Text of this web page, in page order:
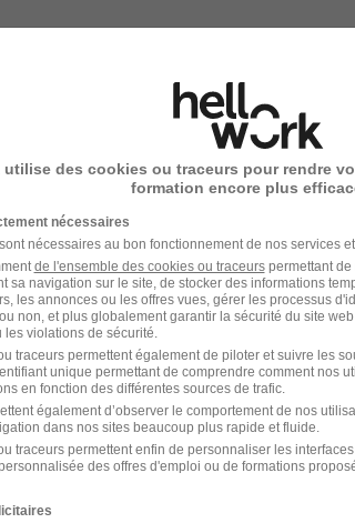
- Massy 91 H/F
- 91 CDI 5 000 - 15 000 € / mois
Polyvalent de
- 91 CDD 1 800 € / mois 6 mois
utilise des cookies ou traceurs pour rendre
formation encore plus
nécessaires
nécessaires au bon fonctionnement de nos services et
de l'ensemble des cookies ou traceurspermettant de
sa navigation sur le site, de stocker des informations
les annonces ou les offres vues, gérer les processus
non, et plus globalement garantir la sécurité du site
violations de sécurité.
traceurs permettent également de piloter et suivre les
unique permettant de comprendre comment nos
en fonction des différentes sources de trafic.
également d’observer le comportement de nos
dans nos sites beaucoup plus rapide et fluide.
traceurs permettent enfin de personnaliser les
des offres d'emploi ou de formations